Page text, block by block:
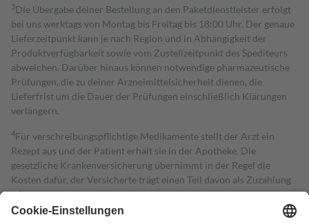
3Die Übergabe deiner Bestellung an den Paketdienstleister erfolgt
bei uns werktags von Montag bis Freitag bis 18:00 Uhr. Der genaue
Lieferzeitpunkt kann je nach Region und in Abhängigkeit der
Produktverfügbarkeit sowie vom Zustellzeitpunkt des Spediteurs
abweichen. Darüber hinaus können notwendige pharmazeutische
Prüfungen, die zu deiner Arzneimittelsicherheit dienen, die
Lieferfrist um die Dauer der Prüfungen einschließlich Klärungen
verlängern.
4Für verschreibungspflichtige Medikamente stellt der Arzt ein
Rezept aus und der Patient erhält sie in der Apotheke. Die
gesetzliche Krankenversicherung übernimmt in der Regel die
Kosten dafür, der Versicherte trägt einen Teil davon als Zuzahlung
mit.
Grundsätzlich leisten Mitglieder Zuzahlungen in Höhe von zehn